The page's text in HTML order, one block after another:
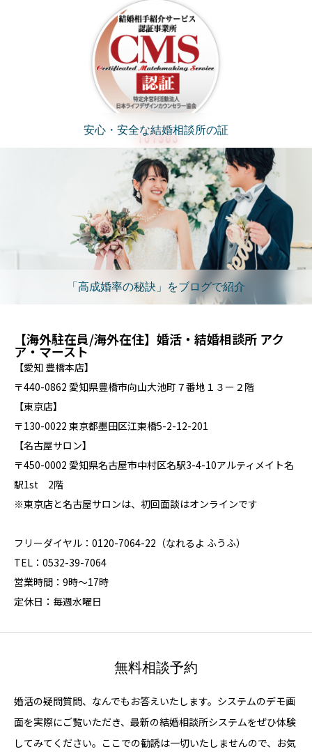
安心・安全な結婚相談所の証
「高成婚率の秘訣」をブログで紹介
【海外駐在員/海外在住】婚活・結婚相談所 アク
ア・マースト
【愛知 豊橋本店】
〒440-0862 愛知県豊橋市向山大池町７番地１３ー２階
【東京店】
〒130-0022 東京都墨田区江東橋5-2-12-201
【名古屋サロン】
〒450-0002 愛知県名古屋市中村区名駅3-4-10アルティメイト名
駅1st 2階
※東京店と名古屋サロンは、初回面談はオンラインです
フリーダイヤル：0120-7064-22（なれるよ ふうふ）
TEL：0532-39-7064
営業時間：9時～17時
定休日：毎週水曜日
無料相談予約
婚活の疑問質問、なんでもお答えいたします。システムのデモ画
面を実際にご覧いただき、最新の結婚相談所システムをぜひ体験
してみてください。ここでの勧誘は一切いたしませんので、お気